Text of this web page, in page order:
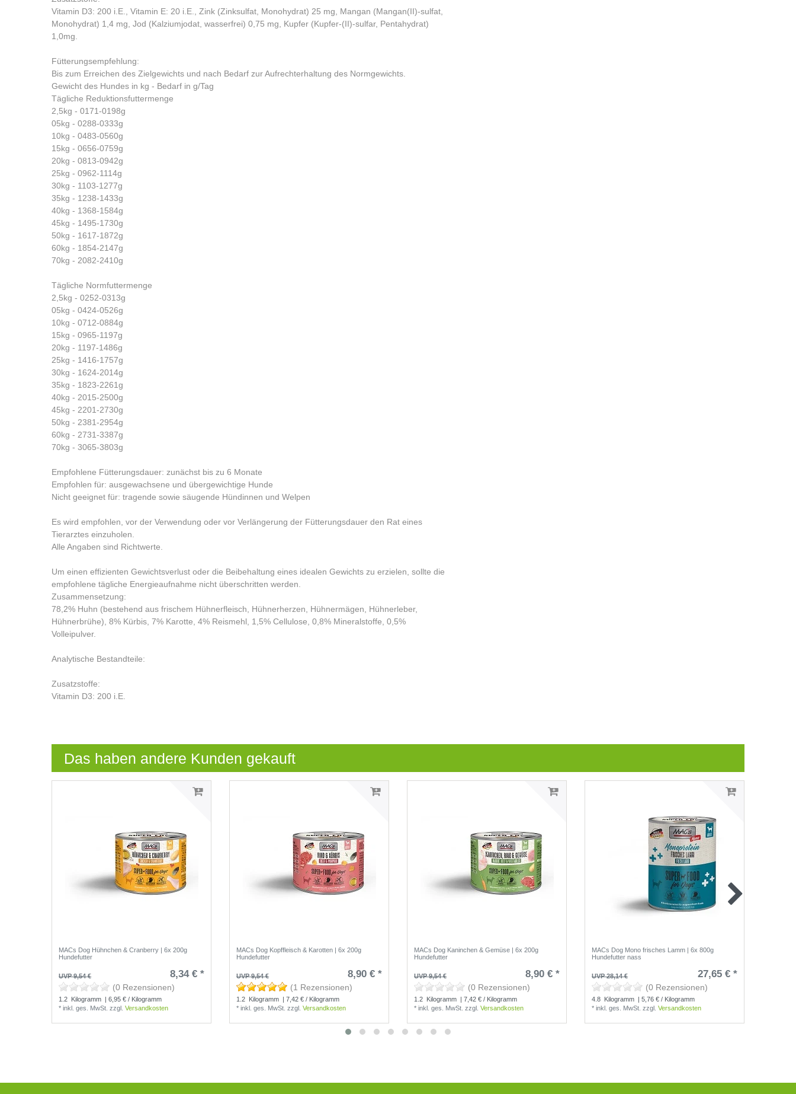
Vitamin D3: 200 i.E., Vitamin E: 20 i.E., Zink (Zinksulfat, Monohydrat) 25 mg, Mangan (Mangan(II)-sulfat,
Monohydrat) 1,4 mg, Jod (Kalziumjodat, wasserfrei) 0,75 mg, Kupfer (Kupfer-(II)-sulfar, Pentahydrat)
1,0mg.
Fütterungsempfehlung:
Bis zum Erreichen des Zielgewichts und nach Bedarf zur Aufrechterhaltung des Normgewichts.
Gewicht des Hundes in kg - Bedarf in g/Tag
Tägliche Reduktionsfuttermenge
2,5kg - 0171-0198g
05kg - 0288-0333g
10kg - 0483-0560g
15kg - 0656-0759g
20kg - 0813-0942g
25kg - 0962-1114g
30kg - 1103-1277g
35kg - 1238-1433g
40kg - 1368-1584g
45kg - 1495-1730g
50kg - 1617-1872g
60kg - 1854-2147g
70kg - 2082-2410g
Tägliche Normfuttermenge
2,5kg - 0252-0313g
05kg - 0424-0526g
10kg - 0712-0884g
15kg - 0965-1197g
20kg - 1197-1486g
25kg - 1416-1757g
30kg - 1624-2014g
35kg - 1823-2261g
40kg - 2015-2500g
45kg - 2201-2730g
50kg - 2381-2954g
60kg - 2731-3387g
70kg - 3065-3803g
Empfohlene Fütterungsdauer: zunächst bis zu 6 Monate
Empfohlen für: ausgewachsene und übergewichtige Hunde
Nicht geeignet für: tragende sowie säugende Hündinnen und Welpen
Es wird empfohlen, vor der Verwendung oder vor Verlängerung der Fütterungsdauer den Rat eines
Tierarztes einzuholen.
Alle Angaben sind Richtwerte.
Um einen effizienten Gewichtsverlust oder die Beibehaltung eines idealen Gewichts zu erzielen, sollte die
empfohlene tägliche Energieaufnahme nicht überschritten werden.
Zusammensetzung:
78,2% Huhn (bestehend aus frischem Hühnerfleisch, Hühnerherzen, Hühnermägen, Hühnerleber,
Hühnerbrühe), 8% Kürbis, 7% Karotte, 4% Reismehl, 1,5% Cellulose, 0,8% Mineralstoffe, 0,5%
Volleipulver.
Analytische Bestandteile:
Zusatzstoffe:
Vitamin D3: 200 i.E.
Das haben andere Kunden gekauft
MACs Dog Hühnchen & Cranberry | 6x 200g
Hundefutter
UVP 9,54 € 8,34 € *
(0 Rezensionen)
1.2 Kilogramm | 6,95 € / Kilogramm
*inkl. ges. MwSt. zzgl.Versandkosten
MACs Dog Kopffleisch & Karotten | 6x 200g
Hundefutter
UVP 9,54 € 8,90 € *
(1 Rezensionen)
1.2 Kilogramm | 7,42 € / Kilogramm
*inkl. ges. MwSt. zzgl.Versandkosten
MACs Dog Kaninchen & Gemüse | 6x 200g
Hundefutter
UVP 9,54 € 8,90 € *
(0 Rezensionen)
1.2 Kilogramm | 7,42 € / Kilogramm
*inkl. ges. MwSt. zzgl.Versandkosten
MACs Dog Mono frisches Lamm | 6x 800g
Hundefutter nass
UVP 28,14 € 27,65 € *
(0 Rezensionen)
4.8 Kilogramm | 5,76 € / Kilogramm
*inkl. ges. MwSt. zzgl.Versandkosten